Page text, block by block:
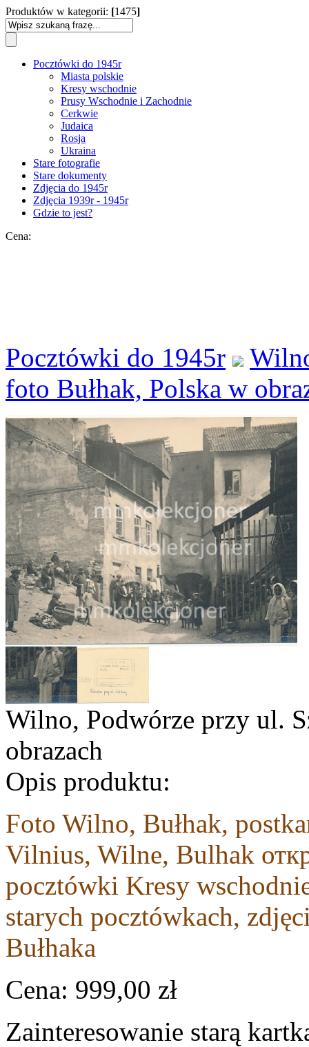
Produktów w kategorii: [1475]
Pocztówki do 1945r
Miasta polskie
Kresy wschodnie
Prusy Wschodnie i Zachodnie
Cerkwie
Judaica
Rosja
Ukraina
Stare fotografie
Stare dokumenty
Zdjęcia do 1945r
Zdjęcia 1939r - 1945r
Gdzie to jest?
Cena:
Pocztówki do 1945r
foto Bułhak, Polska w
Wilno, Podwórze przy ul.
obrazach
Opis produktu:
Foto Wilno, Bułhak,
Vilnius, Wilne, Bulhak
pocztówki Kresy
starych pocztówkach,
Bułhaka
Cena: 999,00 zł
Zainteresowanie starą